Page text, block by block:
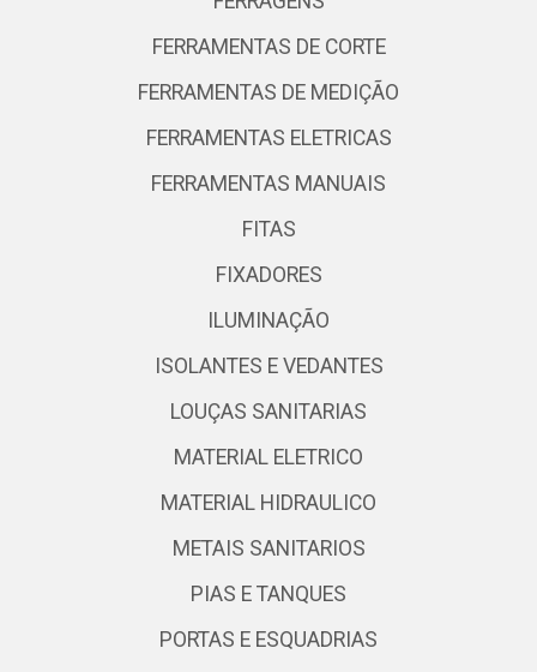
FERRAMENTAS DE CORTE
FERRAMENTAS DE MEDIÇÃO
FERRAMENTAS ELETRICAS
FERRAMENTAS MANUAIS
FITAS
FIXADORES
ILUMINAÇÃO
ISOLANTES E VEDANTES
LOUÇAS SANITARIAS
MATERIAL ELETRICO
MATERIAL HIDRAULICO
METAIS SANITARIOS
PIAS E TANQUES
PORTAS E ESQUADRIAS